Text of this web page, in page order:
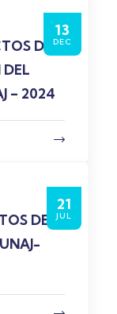
13
DEC
DE
– 2024
21
JUL
DE